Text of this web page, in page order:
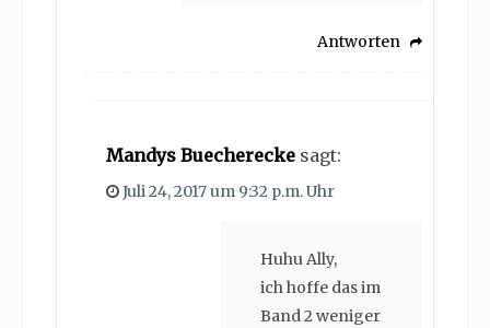
Antworten
Mandys Buecherecke sagt:
Juli 24, 2017 um 9:32 p.m. Uhr
Huhu Ally,
ich hoffe das im
Band 2 weniger